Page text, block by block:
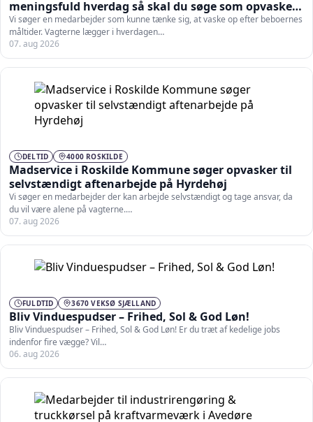
meningsfuld hverdag så skal du søge som opvasker
på Bernadottegården
Vi søger en medarbejder som kunne tænke sig, at vaske op efter beboernes
måltider. Vagterne lægger i hverdagen…
07. aug 2026
DELTID 4000 ROSKILDE
Madservice i Roskilde Kommune søger opvasker til
selvstændigt aftenarbejde på Hyrdehøj
Vi søger en medarbejder der kan arbejde selvstændigt og tage ansvar, da
du vil være alene på vagterne.…
07. aug 2026
FULDTID 3670 VEKSØ SJÆLLAND
Bliv Vinduespudser – Frihed, Sol & God Løn!
Bliv Vinduespudser – Frihed, Sol & God Løn! Er du træt af kedelige jobs
indenfor fire vægge? Vil…
06. aug 2026